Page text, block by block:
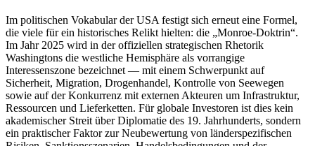
Im politischen Vokabular der USA festigt sich erneut eine Formel,
die viele für ein historisches Relikt hielten: die „Monroe-Doktrin“.
Im Jahr 2025 wird in der offiziellen strategischen Rhetorik
Washingtons die westliche Hemisphäre als vorrangige
Interessenszone bezeichnet — mit einem Schwerpunkt auf
Sicherheit, Migration, Drogenhandel, Kontrolle von Seewegen
sowie auf der Konkurrenz mit externen Akteuren um Infrastruktur,
Ressourcen und Lieferketten. Für globale Investoren ist dies kein
akademischer Streit über Diplomatie des 19. Jahrhunderts, sondern
ein praktischer Faktor zur Neubewertung von länderspezifischen